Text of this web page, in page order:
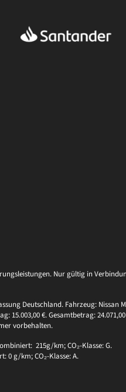
Nur gültig in
Deutschland. Fahrzeug: Nissan
€. Gesamtbetrag:
vorbehalten.
215g/km; CO₂-Klasse: G.
0 g/km; CO₂-Klasse: A.